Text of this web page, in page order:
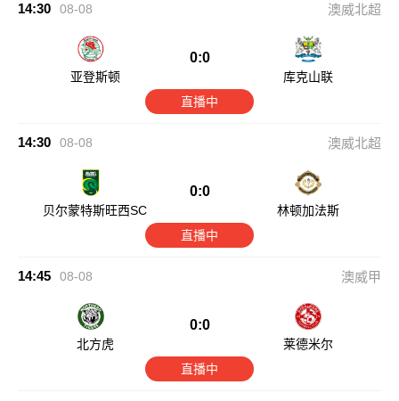
14:30 08-08 澳威北超
亚登斯顿
0:0
库克山联
直播中
14:30 08-08 澳威北超
贝尔蒙特斯旺西SC
0:0
林顿加法斯
直播中
14:45 08-08 澳威甲
北方虎
0:0
莱德米尔
直播中